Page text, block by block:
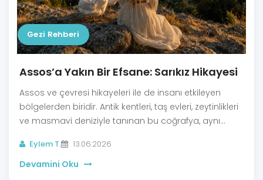
Gezi Rehberi
Assos’a Yakın Bir Efsane: Sarıkız Hikayesi
Assos ve çevresi hikayeleri ile de insanı etkileyen
bölgelerden biridir. Antik kentleri, taş evleri, zeytinlikleri
ve masmavi deniziyle tanınan bu coğrafya, aynı
sahipliği yapar. Bu efsanelerin en bilinenlerinden biri
ise Kaz Dağları’nın zirvelerinden doğan Sarıkız
Eylem T. 13.06.2026
Devamini Oku